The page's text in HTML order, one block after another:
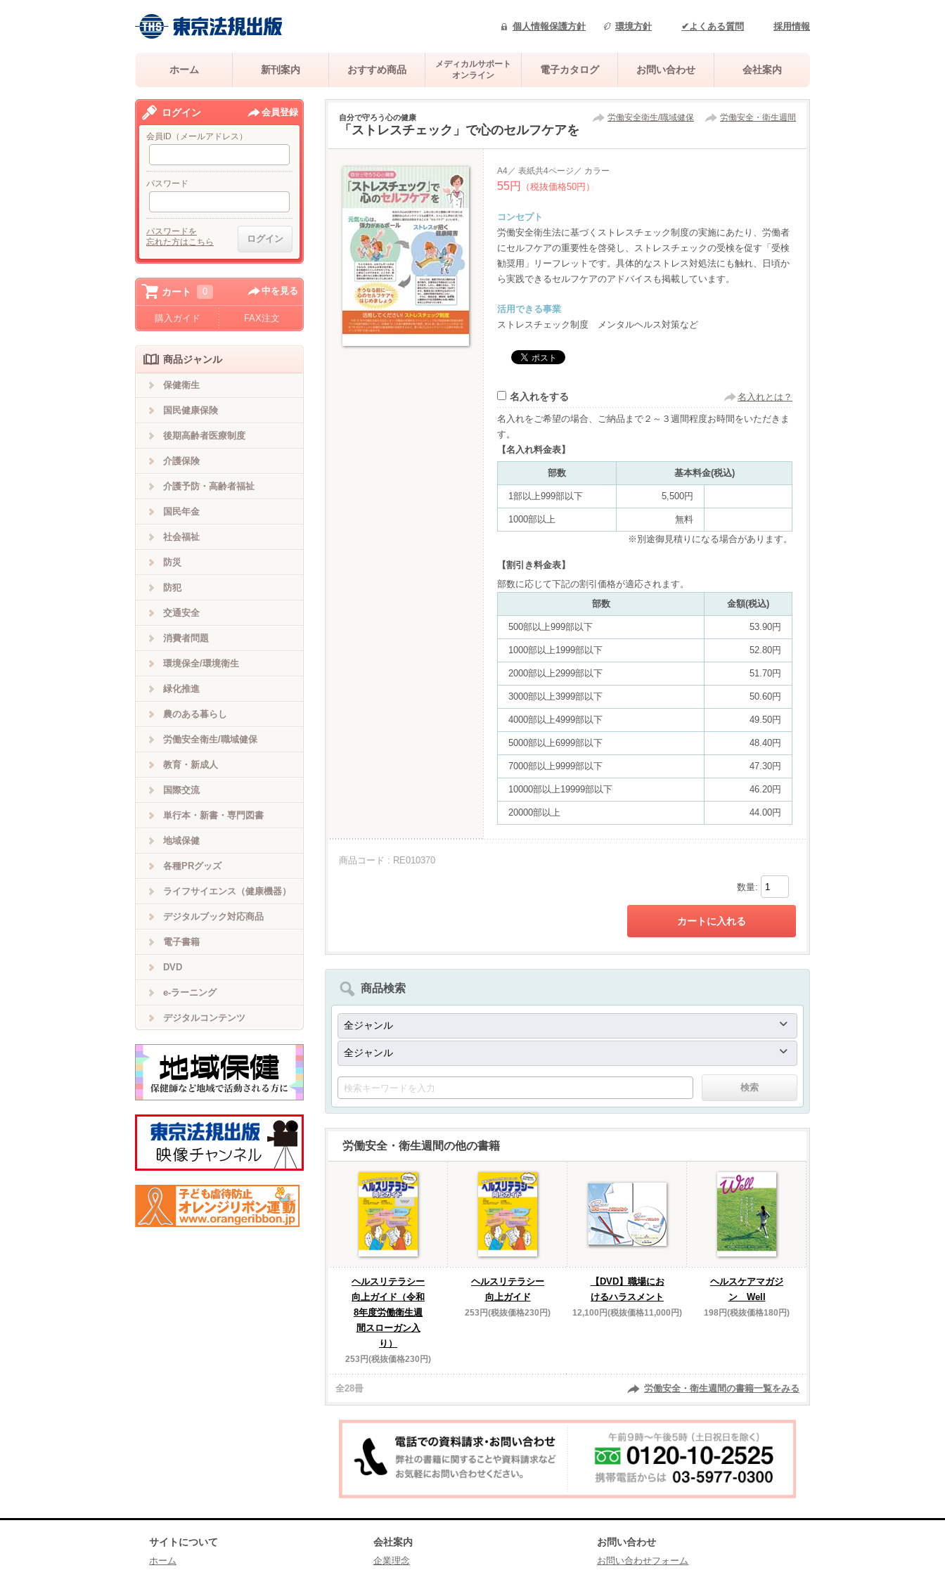
個人情報保護方針 環境方針 ✔よくある質問 採用情報
ホーム 新刊案内 おすすめ商品
メディカルサポート
オンライン
電子カタログ お問い合わせ 会社案内
労働安全衛生/職域健保 労働安全・衛生週間
自分で守ろう心の健康
「ストレスチェック」で心のセルフケアを
A4／ 表紙共4ページ／ カラー
55円 （税抜価格50円）
コンセプト
労働安全衛生法に基づくストレスチェック制度の実施にあたり、労働者
にセルフケアの重要性を啓発し、ストレスチェックの受検を促す「受検
勧奨用」リーフレットです。具体的なストレス対処法にも触れ、日頃か
ら実践できるセルフケアのアドバイスも掲載しています。
活用できる事業
ストレスチェック制度 メンタルヘルス対策など
名入れをする 名入れとは？
名入れをご希望の場合、ご納品まで２～３週間程度お時間をいただきま
す。
【名入れ料金表】
部数 基本料金(税込)
1部以上999部以下 5,500円
1000部以上
無料
※別途御見積りになる場合があります。
【割引き料金表】
部数に応じて下記の割引価格が適応されます。
部数
金額(税込)
500部以上999部以下 53.90円
1000部以上1999部以下 52.80円
2000部以上2999部以下 51.70円
3000部以上3999部以下 50.60円
4000部以上4999部以下 49.50円
5000部以上6999部以下 48.40円
7000部以上9999部以下 47.30円
10000部以上19999部以下 46.20円
20000部以上 44.00円
商品コード : RE010370
数量:
商品検索
労働安全・衛生週間の他の書籍
ヘルスリテラシー
向上ガイド（令和
8年度労働衛生週
間スローガン入
り）
253円(税抜価格230円)
ヘルスリテラシー
向上ガイド
253円(税抜価格230円)
【DVD】職場にお
けるハラスメント
12,100円(税抜価格11,000円)
ヘルスケアマガジ
ン Well
198円(税抜価格180円)
全28冊 労働安全・衛生週間の書籍一覧をみる
ログイン 会員登録
会員ID（メールアドレス）
パスワード
パスワードを
忘れた方はこちら
カート 0 中を見る
購入ガイド FAX注文
商品ジャンル
保健衛生
国民健康保険
後期高齢者医療制度
介護保険
介護予防・高齢者福祉
国民年金
社会福祉
防災
防犯
交通安全
消費者問題
環境保全/環境衛生
緑化推進
農のある暮らし
労働安全衛生/職域健保
教育・新成人
国際交流
単行本・新書・専門図書
地域保健
各種PRグッズ
ライフサイエンス（健康機器）
デジタルブック対応商品
電子書籍
DVD
e-ラーニング
デジタルコンテンツ
サイトについて
ホーム
会社案内
企業理念
お問い合わせ
お問い合わせフォーム